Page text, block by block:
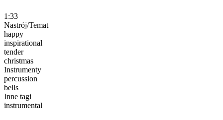
1:33
Nastrój/Temat
happy
inspirational
tender
christmas
Instrumenty
percussion
bells
Inne tagi
instrumental